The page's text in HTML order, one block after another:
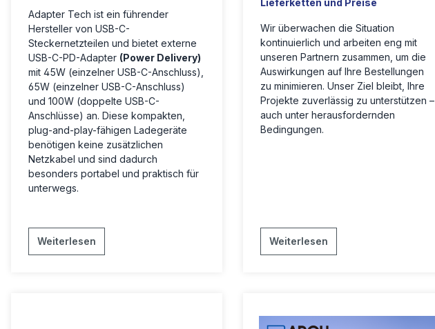
Adapter Tech ist ein führender
Hersteller von USB-C-
Steckernetzteilen und bietet externe
USB-C-PD-Adapter (Power Delivery)
mit 45W (einzelner USB-C-Anschluss),
65W (einzelner USB-C-Anschluss)
und 100W (doppelte USB-C-
Anschlüsse) an. Diese kompakten,
plug-and-play-fähigen Ladegeräte
benötigen keine zusätzlichen
Netzkabel und sind dadurch
besonders portabel und praktisch für
unterwegs.
Weiterlesen
Lieferketten und Preise
Wir überwachen die Situation
kontinuierlich und arbeiten eng mit
unseren Partnern zusammen, um die
Auswirkungen auf Ihre Bestellungen
zu minimieren. Unser Ziel bleibt, Ihre
Projekte zuverlässig zu unterstützen –
auch unter herausfordernden
Bedingungen.
Weiterlesen